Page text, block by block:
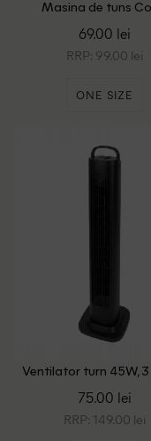
Masina de tuns
69.00 lei
RRP: 99.00 lei
ONE SIZE
Ventilator turn 45W, 3
75.00 lei
RRP: 149.00 lei